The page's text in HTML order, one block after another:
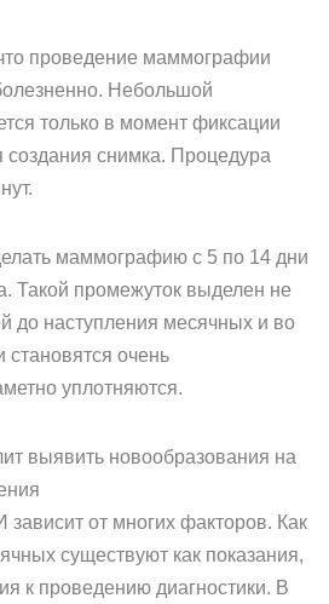
проведение маммографии
Небольшой
только в момент фиксации
снимка. Процедура
маммографию с 5 по 14 дни
Такой промежуток выделен не
до наступления месячных и во
становятся очень
уплотняются.
выявить новообразования на
зависит от многих факторов. Как
существуют как показания,
к проведению диагностики. В